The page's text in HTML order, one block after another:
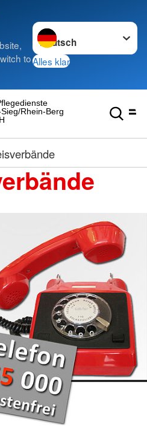
to
Sprache wechseln zu
Alles klar
Rhein-Berg